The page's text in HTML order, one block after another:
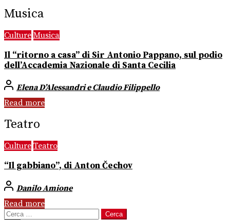
Musica
Culture Musica
Il “ritorno a casa” di Sir Antonio Pappano, sul podio
dell’Accademia Nazionale di Santa Cecilia
Elena D’Alessandri e Claudio Filippello
Read more
Teatro
Culture Teatro
“Il gabbiano”, di Anton Čechov
Danilo Amione
Read more
Ricerca